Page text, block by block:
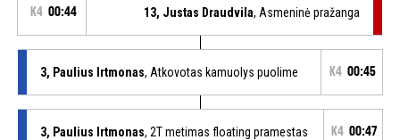
K4 00:44 13, Justas Draudvila, Asmeninė pražanga
3, Paulius Irtmonas, Atkovotas kamuolys puolime K4 00:45
3, Paulius Irtmonas, 2T metimas floating pramestas K4 00:47